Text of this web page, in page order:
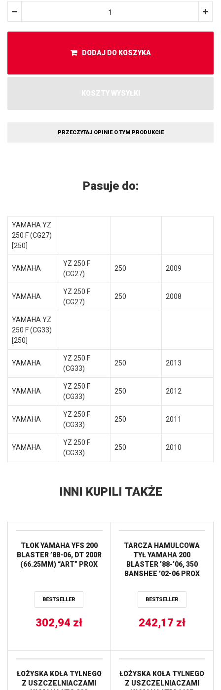
DODAJ DO KOSZYKA
KOSZTY WYSYŁKI
PRZECZYTAJ OPINIE O TYM PRODUKCIE
Pasuje do:
YAMAHA YZ
250 F (CG27)
[250]
YAMAHA
YZ 250 F
(CG27)
250 2009
YAMAHA
YZ 250 F
(CG27)
250 2008
YAMAHA YZ
250 F (CG33)
[250]
YAMAHA
YZ 250 F
(CG33)
250 2013
YAMAHA
YZ 250 F
(CG33)
250 2012
YAMAHA
YZ 250 F
(CG33)
250 2011
YAMAHA
YZ 250 F
(CG33)
250 2010
INNI KUPILI TAKŻE
TŁOK YAMAHA YFS 200
BLASTER ’88-06, DT 200R
(66.25MM) “ART” PROX
BESTSELLER
302,94 zł
TARCZA HAMULCOWA
TYŁ YAMAHA 200
BLASTER ’88-’06, 350
BANSHEE ’02-06 PROX
BESTSELLER
242,17 zł
ŁOŻYSKA KOŁA TYLNEGO
Z USZCZELNIACZAMI
ŁOŻYSKA KOŁA TYLNEGO
Z USZCZELNIACZAMI